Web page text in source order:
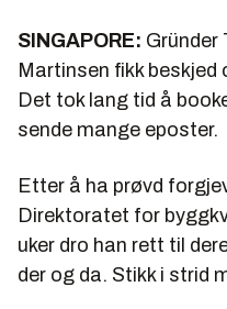
tilstedeværelse i Asia.
Konseptet kommer fra
Valley.
Christian Teigland
industries media
Thorstein Tønnesen
module and cloud
SINGAPORE: Gründer
Martinsen fikk
Det tok lang tid å
sende mange eposter.
Etter å ha prøvd
Direktoratet for
uker dro han rett til
der og da. Stikk i strid